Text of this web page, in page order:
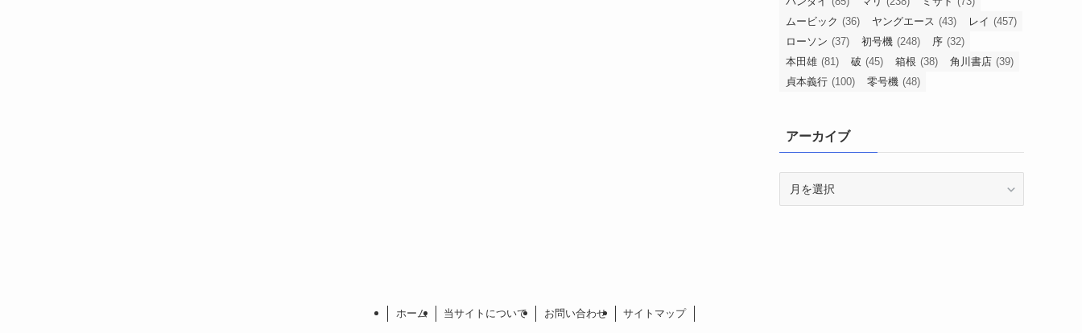
ムービック (36) ヤングエース (43) レイ (457)
ローソン (37) 初号機 (248) 序 (32)
本田雄 (81) 破 (45) 箱根 (38) 角川書店 (39)
貞本義行 (100) 零号機 (48)
アーカイブ
ホーム 当サイトについて お問い合わせ サイトマップ